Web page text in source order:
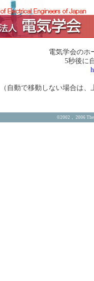
電気学会のホ
5秒後に
（自動で移動しない場合は
©2002， 2006